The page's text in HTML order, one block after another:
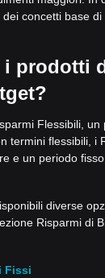
concetti base
i prodotti
Flessibili,
termini flessibili, i
e un periodo
diverse
Risparmi di
Fissi